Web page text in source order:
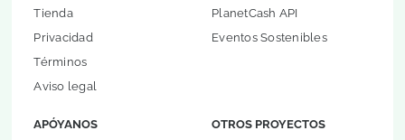
Tienda
Privacidad
Términos
Aviso legal
PlanetCash API
Eventos Sostenibles
APÓYANOS OTROS PROYECTOS